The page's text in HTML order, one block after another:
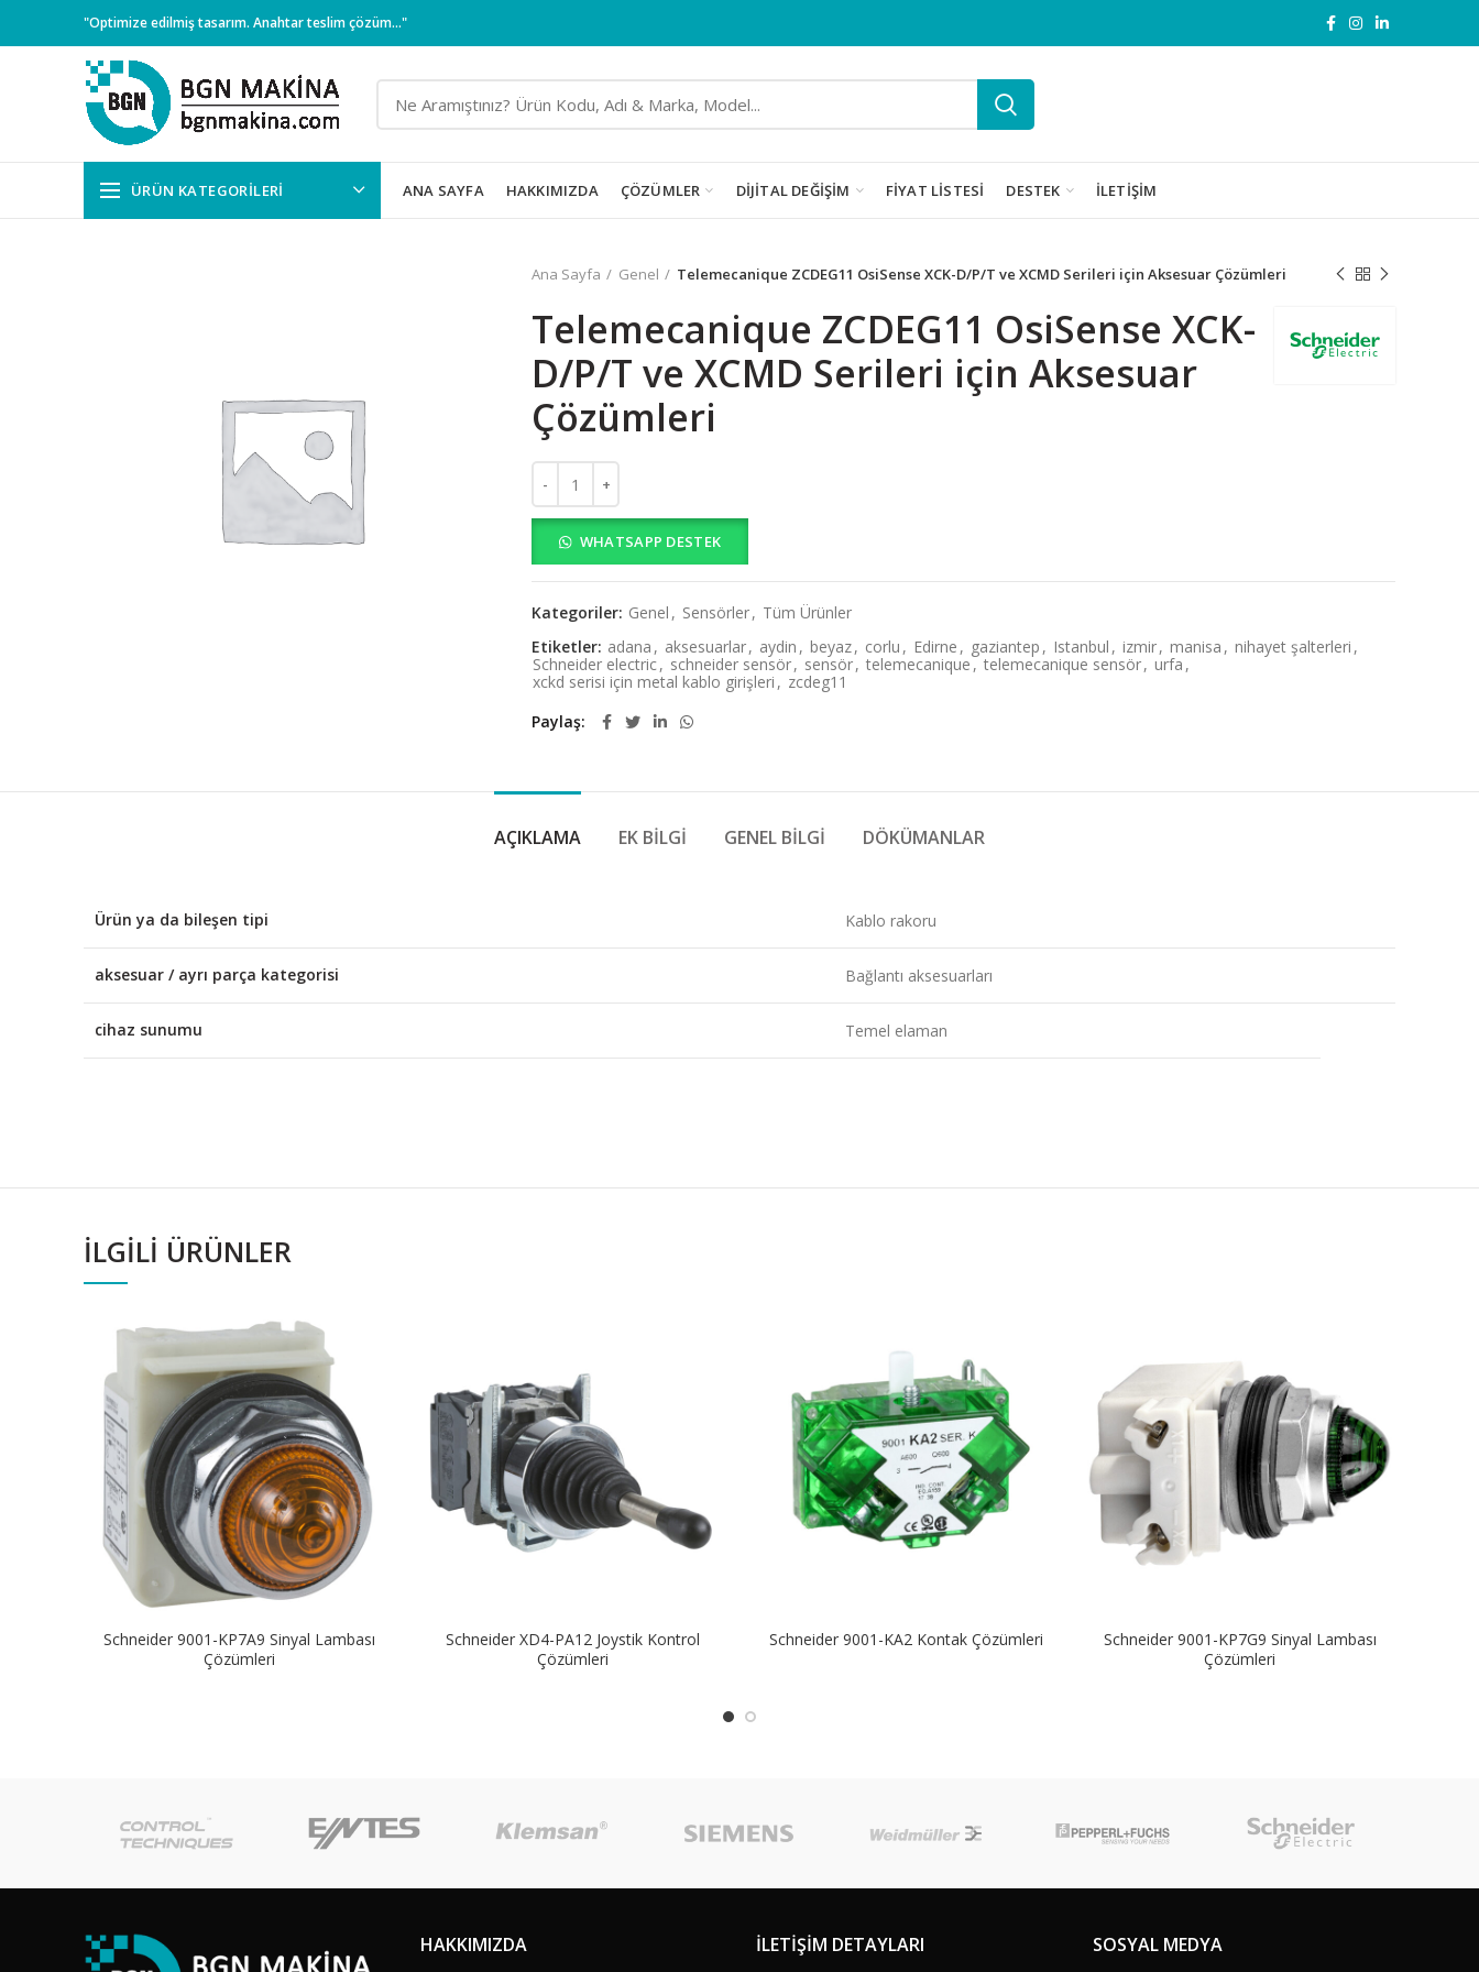
"Optimize edilmiş tasarım. Anahtar teslim çözüm..."
ÜRÜN KATEGORILERI ANA SAYFA HAKKIMIZDA ÇÖZÜMLER DIJITAL DEĞIŞIM FIYAT LISTESI DESTEK İLETIŞIM
Ana Sayfa Genel Telemecanique ZCDEG11 OsiSense XCK-D/P/T ve XCMD Serileri için Aksesuar Çözümleri
Telemecanique ZCDEG11 OsiSense XCK-
D/P/T ve XCMD Serileri için Aksesuar
Çözümleri
Telemecanique ZCDEG11 OsiSense XCK-D/P/T ve XCMD Serileri için Aksesuar Çözümleri adet
WHATSAPP DESTEK
Kategoriler: Genel , Sensörler, Tüm Ürünler
Etiketler: adana , aksesuarlar, aydin , beyaz, corlu , Edirne , gaziantep , Istanbul , izmir, manisa , nihayet şalterleri ,
Schneider electric, schneider sensör, sensör, telemecanique, telemecanique sensör, urfa ,
xckd serisi için metal kablo girişleri , zcdeg11
Paylaş
AÇIKLAMA EK BILGI GENEL BILGI DÖKÜMANLAR
Ürün ya da bileşen tipi Kablo rakoru
aksesuar / ayrı parça kategorisi Bağlantı aksesuarları
cihaz sunumu Temel elaman
İLGILI ÜRÜNLER
Schneider 9001-KP7A9 Sinyal Lambası
Çözümleri
Schneider XD4-PA12 Joystik Kontrol
Çözümleri
Schneider 9001-KA2 Kontak Çözümleri
Schneider 9001-KP7G9 Sinyal Lambası
Çözümleri
HAKKIMIZDA İLETİŞİM DETAYLARI SOSYAL MEDYA